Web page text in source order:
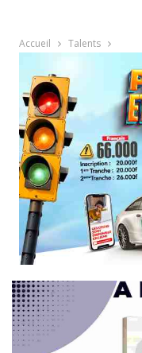
Accueil Talents